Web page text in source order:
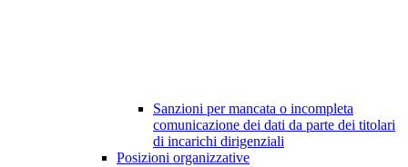
Sanzioni per mancata o incompleta
comunicazione dei dati da parte dei titolari
di incarichi dirigenziali
Posizioni organizzative